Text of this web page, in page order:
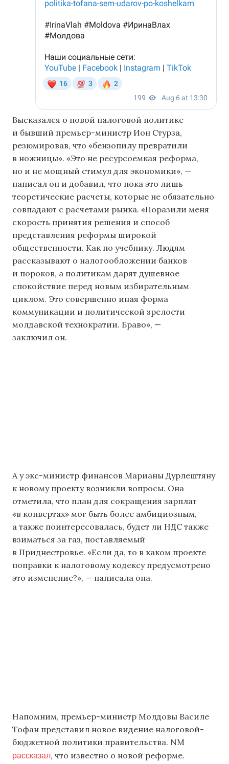
Высказался о новой налоговой политике
и бывший премьер-министр Ион Стурза,
резюмировав, что «бензопилу превратили
в ножницы». «Это не ресурсоемкая реформа,
но и не мощный стимул для экономики», —
написал он и добавил, что пока это лишь
теоретические расчеты, которые не обязательно
совпадают с расчетами рынка. «Поразили меня
скорость принятия решения и способ
представления реформы широкой
общественности. Как по учебнику. Людям
рассказывают о налогообложении банков
и пороков, а политикам дарят душевное
спокойствие перед новым избирательным
циклом. Это совершенно иная форма
коммуникации и политической зрелости
молдавской технократии. Браво», —
заключил он.
А у экс-министр финансов Марианы Дурлештяну
к новому проекту возникли вопросы. Она
отметила, что план для сокращения зарплат
«в конвертах» мог быть более амбициозным,
а также поинтересовалась, будет ли НДС также
взиматься за газ, поставляемый
в Приднестровье. «Если да, то в каком проекте
поправки к налоговому кодексу предусмотрено
это изменение?», — написала она.
Напомним, премьер-министр Молдовы Василе
Тофан представил новое видение налоговой-
бюджетной политики правительства. NM
рассказал, что известно о новой реформе.